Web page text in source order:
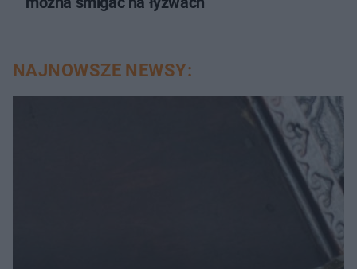
NAJNOWSZE NEWSY: